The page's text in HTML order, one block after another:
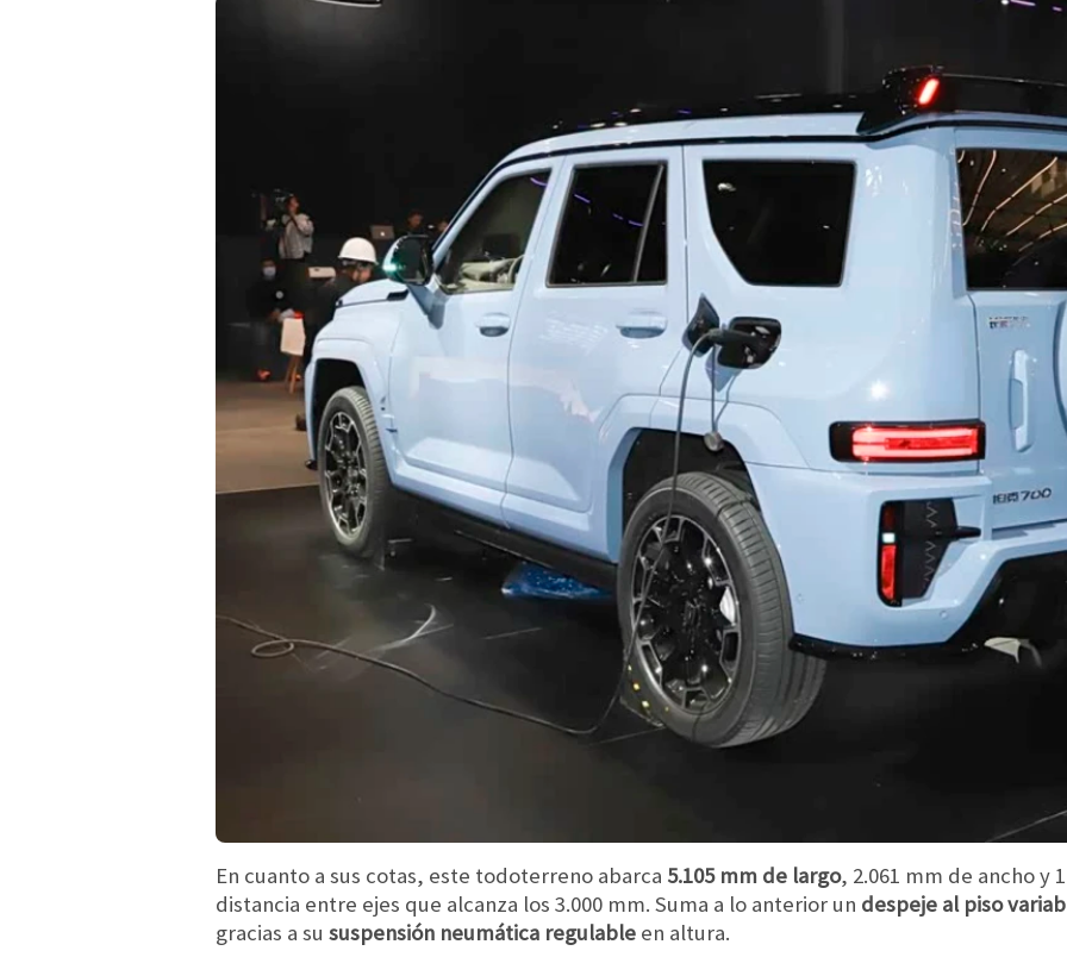
En cuanto a sus cotas, este todoterreno abarca 5.105 mm de largo, 2.061 mm de ancho y
distancia entre ejes que alcanza los 3.000 mm. Suma a lo anterior un despeje al piso
gracias a su suspensión neumática regulable en altura.